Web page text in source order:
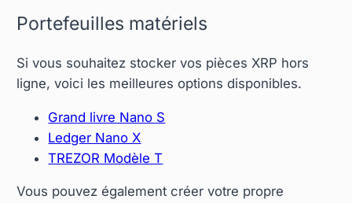
Portefeuilles matériels
Si vous souhaitez stocker vos pièces XRP hors
ligne, voici les meilleures options disponibles.
Grand livre Nano S
Ledger Nano X
TREZOR Modèle T
Vous pouvez également créer votre propre